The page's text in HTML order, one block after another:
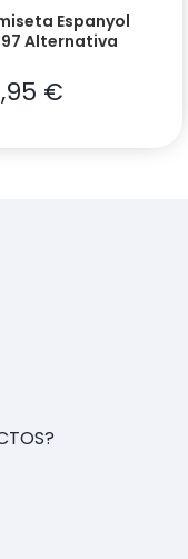
Espanyol
Alternativa
€